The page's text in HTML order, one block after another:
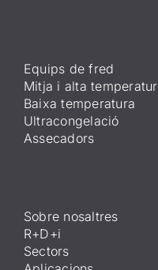
Equips de fred
Mitja i alta
Baixa temperatura
Ultracongelació
Assecadors
Sobre nosaltres
R+D+i
Sectors